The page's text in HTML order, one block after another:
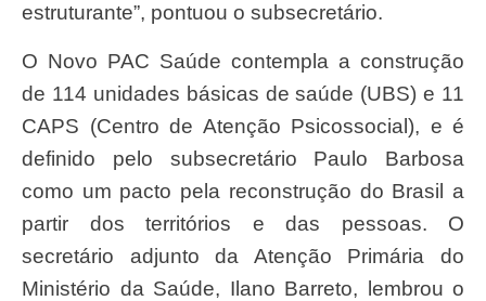
estruturante”, pontuou o subsecretário.
O Novo PAC Saúde contempla a construção
de 114 unidades básicas de saúde (UBS) e 11
CAPS (Centro de Atenção Psicossocial), e é
definido pelo subsecretário Paulo Barbosa
como um pacto pela reconstrução do Brasil a
partir dos territórios e das pessoas. O
secretário adjunto da Atenção Primária do
Ministério da Saúde, Ilano Barreto, lembrou o